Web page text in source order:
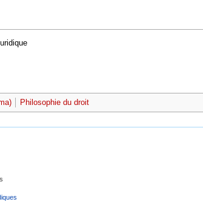
Philosophie du droit